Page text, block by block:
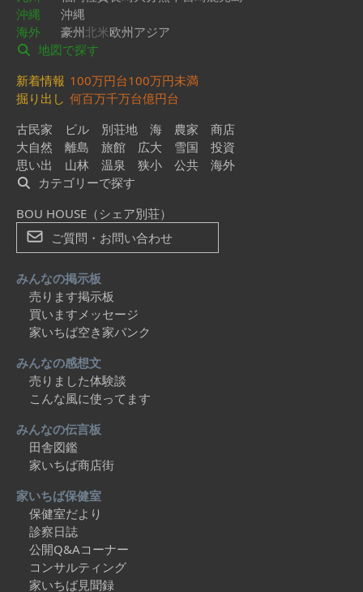
沖縄
沖縄
海外
豪州北米欧州アジア
地図で探す
新着情報 100万円台100万円未満
掘り出し 何百万千万台億円台
古民家
ビル 別荘地 海 農家
商店
大自然
離島 旅館 広大 雪国
投資
思い出
山林 温泉 狭小 公共
海外
カテゴリーで探す
BOU HOUSE（シェア別荘）
ご質問・お問い合わせ
みんなの掲示板
売ります掲示板
買いますメッセージ
家いちば空き家バンク
みんなの感想文
売りました体験談
こんな風に使ってます
みんなの伝言板
田舎図鑑
家いちば商店街
家いちば保健室
保健室だより
診察日誌
公開Q&Aコーナー
コンサルティング
家いちば見聞録